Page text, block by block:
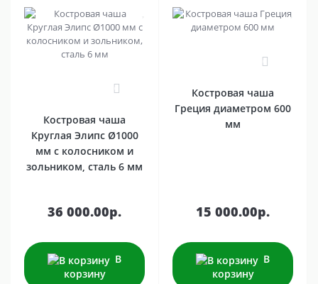
Костровая чаша
Круглая Элипс Ø1000
мм с колосником и
зольником, сталь 6 мм
36 000.00р.
В
корзину
Костровая чаша
Греция диаметром 600
мм
15 000.00р.
В
корзину